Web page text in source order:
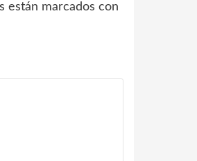
están marcados con